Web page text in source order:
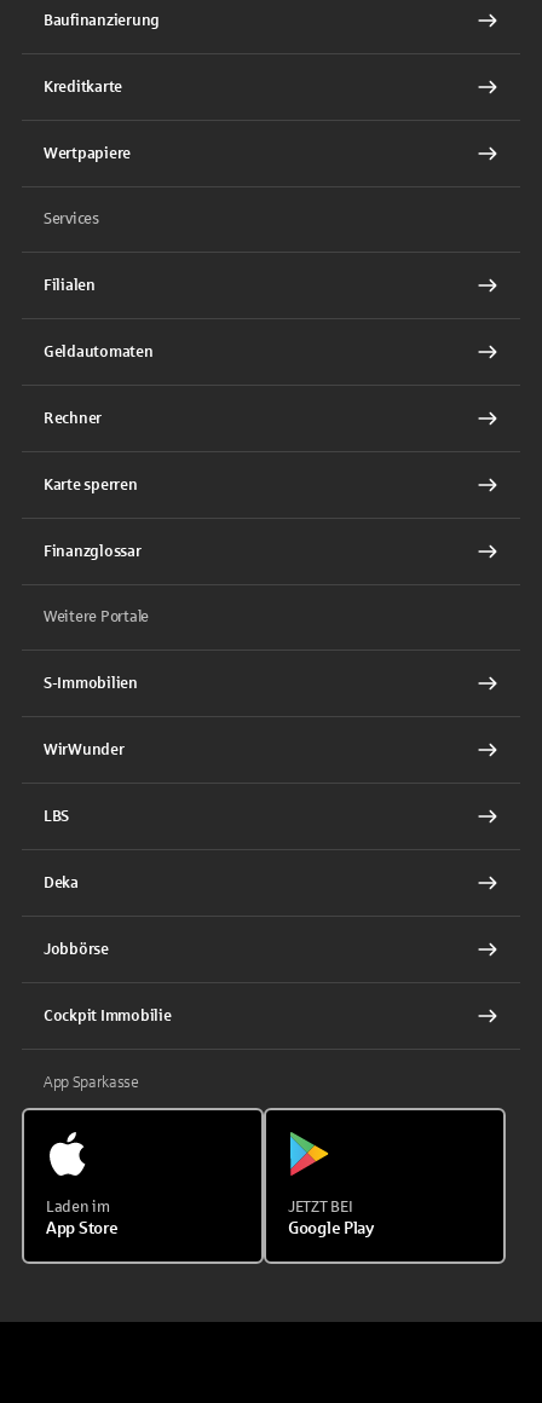
Baufinanzierung
Kreditkarte
Wertpapiere
Services
Filialen
Geldautomaten
Rechner
Karte sperren
Finanzglossar
Weitere Portale
S-Immobilien
WirWunder
LBS
Deka
Jobbörse
Cockpit Immobilie
App Sparkasse
Laden im
App Store
JETZT BEI
Google Play